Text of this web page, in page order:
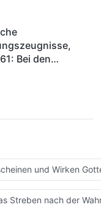
Bei den
und Wirken
Streben nach der